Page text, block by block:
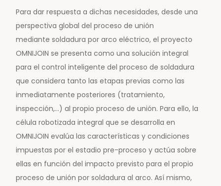
Para dar respuesta a dichas necesidades, desde una
perspectiva global del proceso de unión
mediante soldadura por arco eléctrico, el proyecto
OMNIJOIN se presenta como una solución integral
para el control inteligente del proceso de soldadura
que considera tanto las etapas previas como las
inmediatamente posteriores (tratamiento,
inspección,…) al propio proceso de unión. Para ello, la
célula robotizada integral que se desarrolla en
OMNIJOIN evalúa las características y condiciones
impuestas por el estadio pre-proceso y actúa sobre
ellas en función del impacto previsto para el propio
proceso de unión por soldadura al arco. Así mismo,